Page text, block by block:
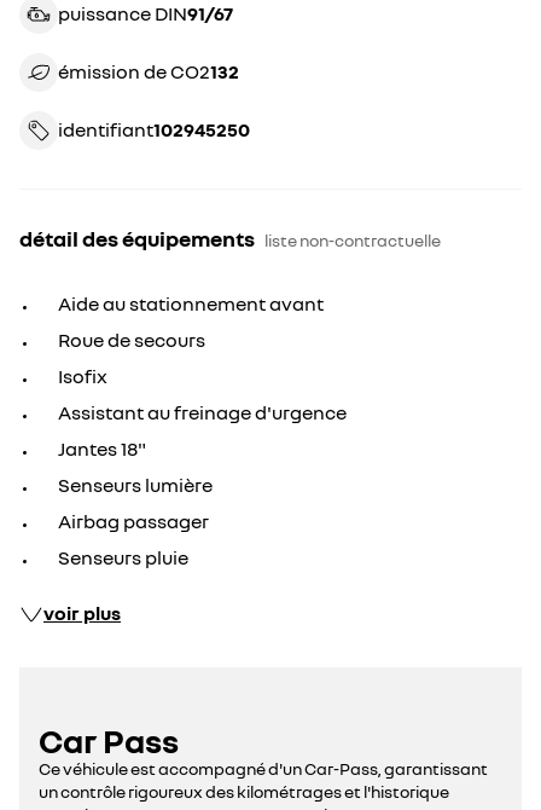
puissance DIN 91/67
émission de CO2 132
identifiant 102945250
détail des équipements liste non-contractuelle
Aide au stationnement avant
Roue de secours
Isofix
Assistant au freinage d'urgence
Jantes 18"
Senseurs lumière
Airbag passager
Senseurs pluie
voir plus
Car Pass
Ce véhicule est accompagné d'un Car-Pass, garantissant
un contrôle rigoureux des kilométrages et l'historique